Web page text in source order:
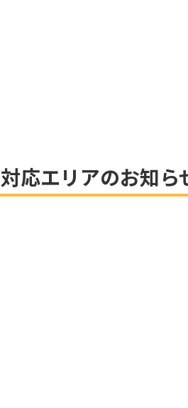
応エリアのお知ら